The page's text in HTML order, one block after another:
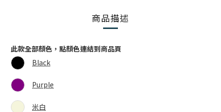
商品描述
此款全部顏色，點顏色連結到商品頁
Black
Purple
米白